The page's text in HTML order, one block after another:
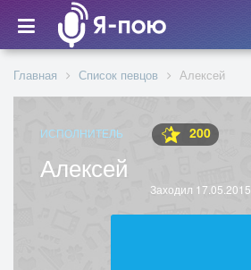
Главная Список певцов Алексей
ИСПОЛНИТЕЛЬ 200
Алексей
Заходил 17.05.2015